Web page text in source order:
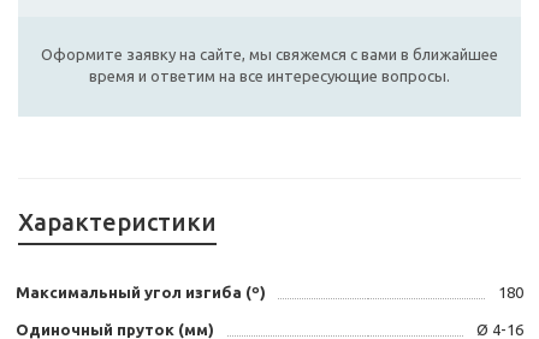
Оформите заявку на сайте, мы свяжемся с вами в ближайшее
время и ответим на все интересующие вопросы.
Характеристики
Максимальный угол изгиба (º) 180
Одиночный пруток (мм) Ø 4-16